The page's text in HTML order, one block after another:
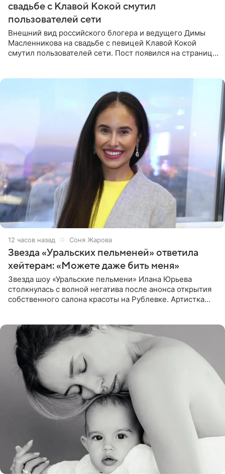
свадьбе с Клавой Кокой смутил
пользователей сети
Внешний вид российского блогера и ведущего Димы
Масленникова на свадьбе с певицей Клавой Кокой
смутил пользователей сети. Пост появился на странице
12 часов назад Соня Жарова
Звезда «Уральских пельменей» ответила
хейтерам: «Можете даже бить меня»
Звезда шоу «Уральские пельмени» Илана Юрьева
столкнулась с волной негатива после анонса открытия
собственного салона красоты на Рублевке. Артистка